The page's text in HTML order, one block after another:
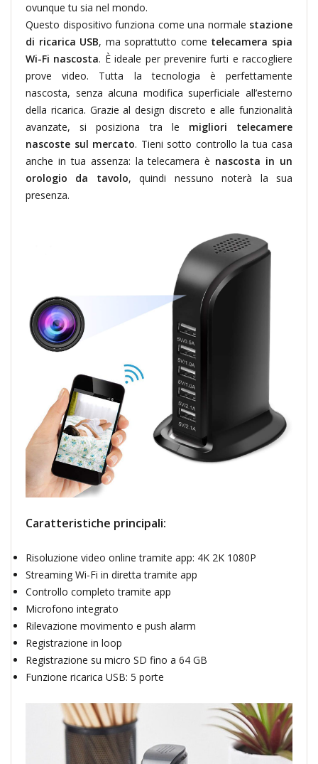
ovunque tu sia nel mondo.
Questo dispositivo funziona come una normale stazione
di ricarica USB, ma soprattutto come telecamera spia
Wi-Fi nascosta. È ideale per prevenire furti e raccogliere
prove video. Tutta la tecnologia è perfettamente
nascosta, senza alcuna modifica superficiale all’esterno
della ricarica. Grazie al design discreto e alle funzionalità
avanzate, si posiziona tra le migliori telecamere
nascoste sul mercato. Tieni sotto controllo la tua casa
anche in tua assenza: la telecamera è nascosta in un
orologio da tavolo, quindi nessuno noterà la sua
presenza.
Caratteristiche principali:
Risoluzione video online tramite app: 4K 2K 1080P
Streaming Wi-Fi in diretta tramite app
Controllo completo tramite app
Microfono integrato
Rilevazione movimento e push alarm
Registrazione in loop
Registrazione su micro SD fino a 64 GB
Funzione ricarica USB: 5 porte